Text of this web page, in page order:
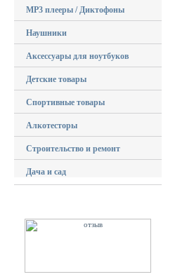
MP3 плееры / Диктофоны
Наушники
Аксессуары для ноутбуков
Детские товары
Спортивные товары
Алкотесторы
Строительство и ремонт
Дача и сад